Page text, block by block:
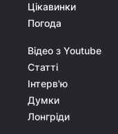
Цікавинки
Погода
Відео з Youtube
Статті
Інтерв'ю
Думки
Лонгріди